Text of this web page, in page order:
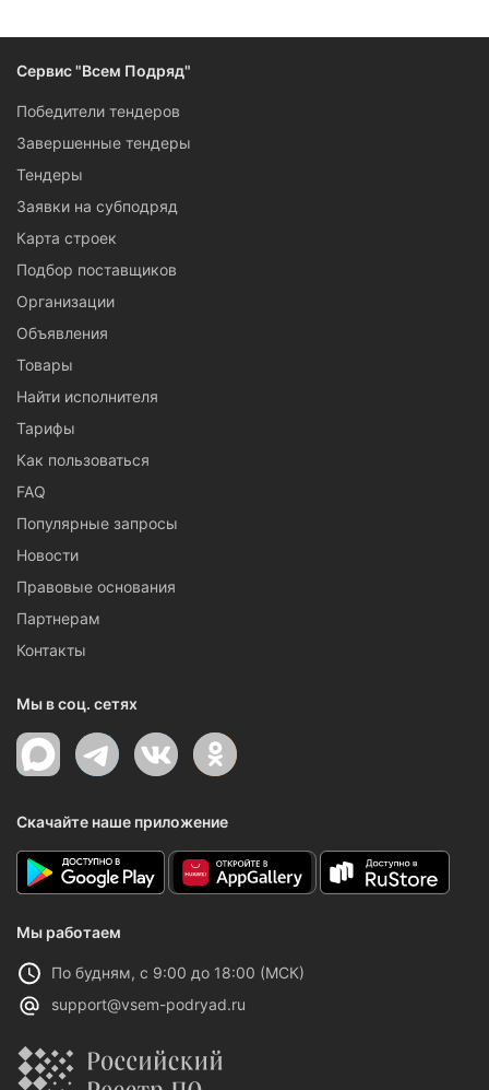
Сервис "Всем Подряд"
Победители тендеров
Завершенные тендеры
Тендеры
Заявки на субподряд
Карта строек
Подбор поставщиков
Организации
Объявления
Товары
Найти исполнителя
Тарифы
Как пользоваться
FAQ
Популярные запросы
Новости
Правовые основания
Партнерам
Контакты
Мы в соц. сетях
Скачайте наше приложение
Мы работаем
По будням, с 9:00 до 18:00 (МСК)
support@vsem-podryad.ru